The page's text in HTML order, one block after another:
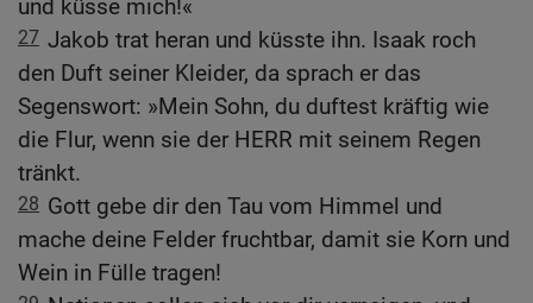
und küsse mich!«
27 Jakob trat heran und küsste ihn. Isaak roch
den Duft seiner Kleider, da sprach er das
Segenswort: »Mein Sohn, du duftest kräftig wie
die Flur, wenn sie der HERR mit seinem Regen
tränkt.
28 Gott gebe dir den Tau vom Himmel und
mache deine Felder fruchtbar, damit sie Korn und
Wein in Fülle tragen!